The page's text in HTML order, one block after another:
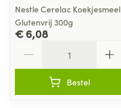
Nestle Cerelac Koekjesmeel
Glutenvrij 300g
€ 6,08
Bestel